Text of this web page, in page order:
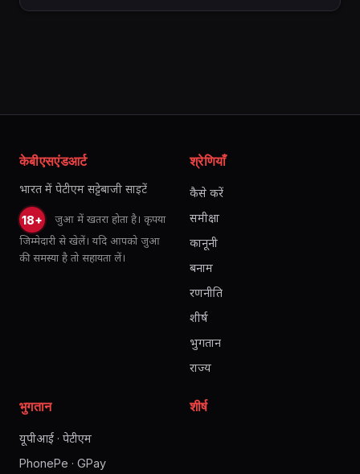
केबीएसएंडआर्ट
भारत में पेटीएम सट्टेबाजी साइटें
18+
जुआ में खतरा होता है। कृपया
जिम्मेदारी से खेलें। यदि आपको जुआ
की समस्या है तो सहायता लें।
श्रेणियाँ
कैसे करें
समीक्षा
कानूनी
बनाम
रणनीति
शीर्ष
भुगतान
राज्य
भुगतान
यूपीआई · पेटीएम
PhonePe · GPay
शीर्ष